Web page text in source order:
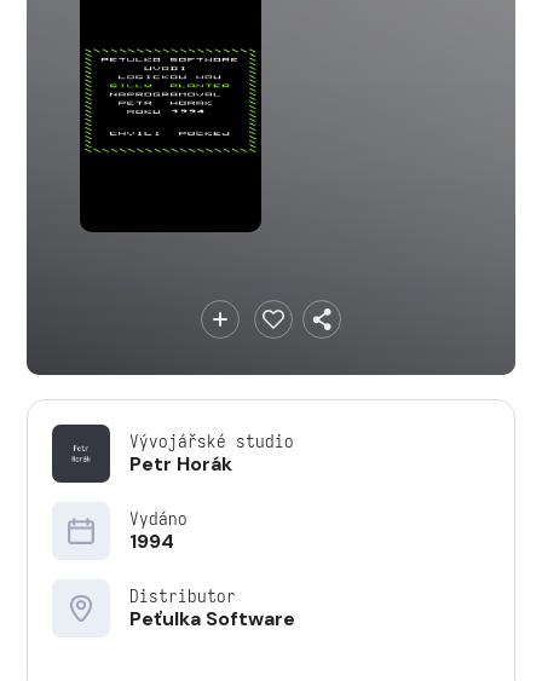
Vývojářské studio
Petr Horák
Vydáno
1994
Distributor
Peťulka Software